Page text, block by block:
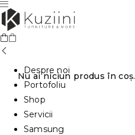
Nu ai niciun produs în coș.
Despre noi
Portofoliu
Shop
Servicii
Samsung